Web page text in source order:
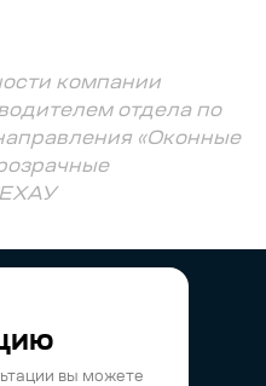
компании
отдела по
«Оконные
вы можете